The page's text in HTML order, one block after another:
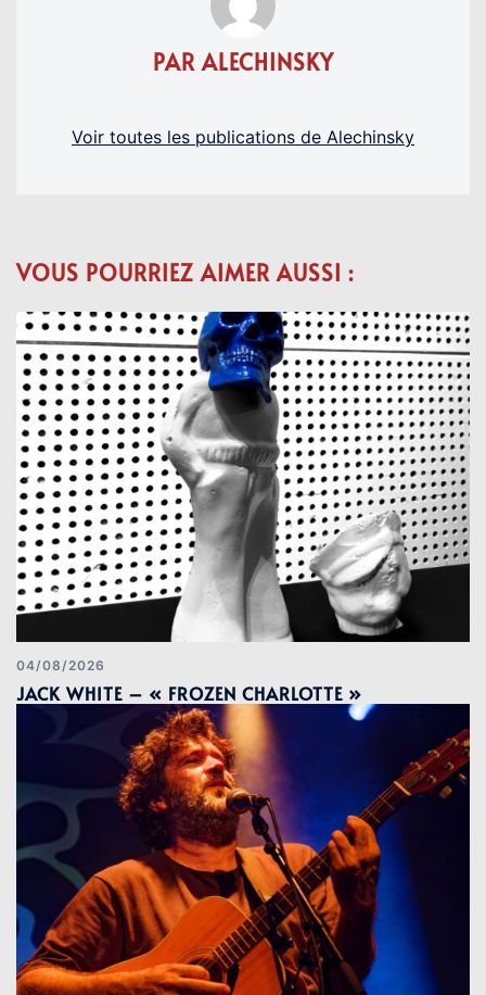
PAR ALECHINSKY
Voir toutes les publications de Alechinsky
VOUS POURRIEZ AIMER AUSSI :
04/08/2026
JACK WHITE – « FROZEN CHARLOTTE »